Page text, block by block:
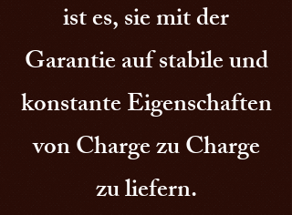
ist es, sie mit der
Garantie auf stabile und
konstante Eigenschaften
von Charge zu Charge
zu liefern.